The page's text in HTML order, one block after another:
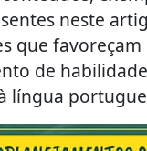
neste
que favoreçam
de
língua